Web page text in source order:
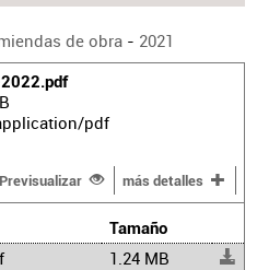
de obra - 2021
pdf
Previsualizar más detalles
Tamaño
1.24 MB